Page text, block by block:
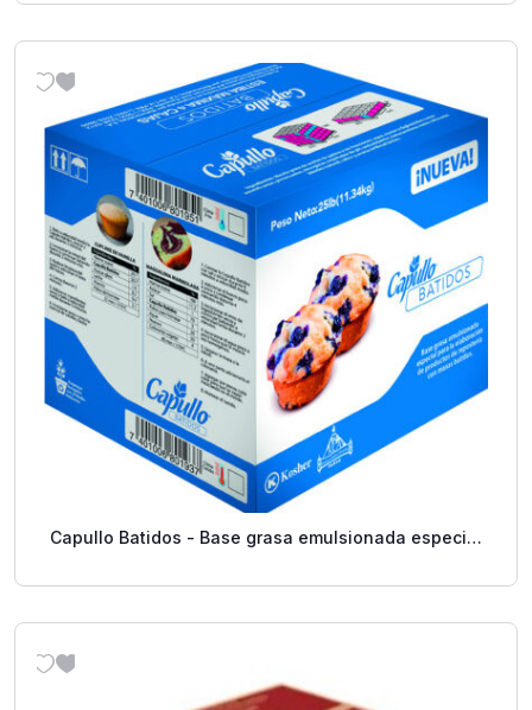
Capullo Batidos - Base grasa emulsionada especial